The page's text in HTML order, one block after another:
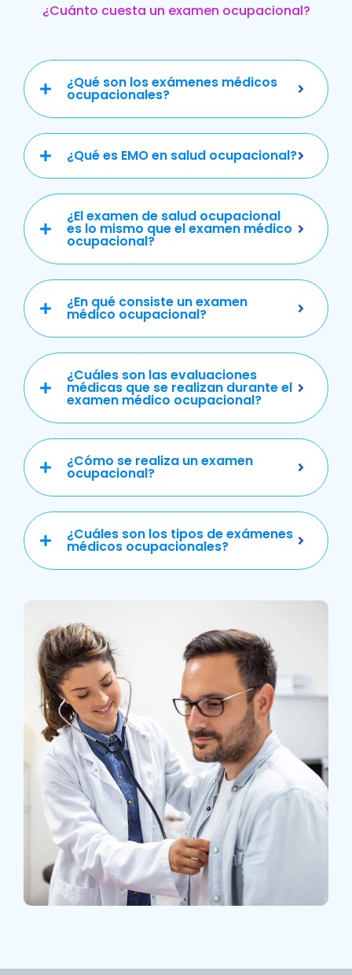
¿Cuánto cuesta un examen ocupacional?
¿Qué son los exámenes médicos
ocupacionales?
¿Qué es EMO en salud ocupacional?
¿El examen de salud ocupacional
es lo mismo que el examen médico
ocupacional?
¿En qué consiste un examen
médico ocupacional?
¿Cuáles son las evaluaciones
médicas que se realizan durante el
examen médico ocupacional?
¿Cómo se realiza un examen
ocupacional?
¿Cuáles son los tipos de exámenes
médicos ocupacionales?